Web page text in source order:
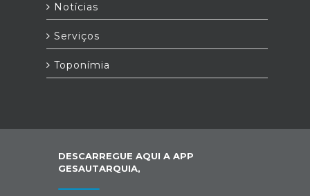
Notícias
Serviços
Toponímia
DESCARREGUE AQUI A APP
GESAUTARQUIA,